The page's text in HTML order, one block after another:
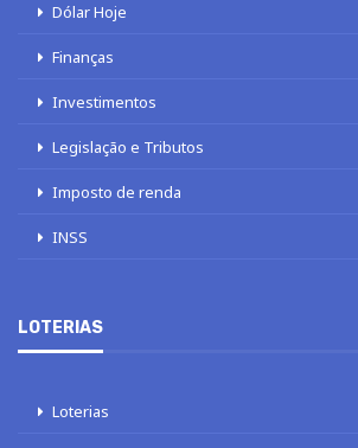
Dólar Hoje
Finanças
Investimentos
Legislação e Tributos
Imposto de renda
INSS
LOTERIAS
Loterias